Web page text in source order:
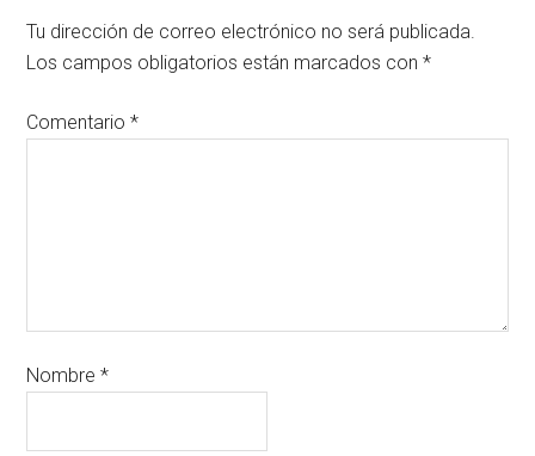
Tu dirección de correo electrónico no será publicada.
Los campos obligatorios están marcados con*
Comentario*
Nombre*